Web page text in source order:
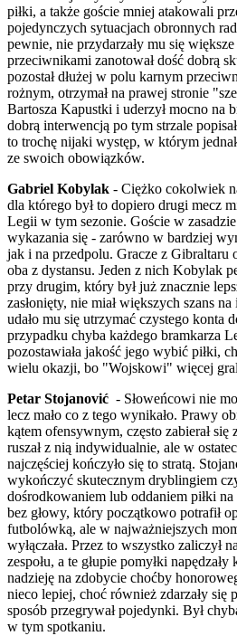
piłki, a także goście mniej atakowali
pojedynczych sytuacjach obronnych
pewnie, nie przydarzały mu się
przeciwnikami zanotował dość dobrą
pozostał dłużej w polu karnym
rożnym, otrzymał na prawej stronie
Bartosza Kapustki i uderzył mocno na
dobrą interwencją po tym strzale
to trochę nijaki występ, w którym
ze swoich obowiązków.
Gabriel Kobylak - Ciężko cokolwiek
dla którego był to dopiero drugi mecz
Legii w tym sezonie. Goście w
wykazania się - zarówno w bardziej
jak i na przedpolu. Gracze z Gibraltaru
oba z dystansu. Jeden z nich Kobylak
przy drugim, który był już znacznie
zasłonięty, nie miał większych szans
udało mu się utrzymać czystego konta
przypadku chyba każdego bramkarza
pozostawiała jakość jego wybić piłki,
wielu okazji, bo "Wojskowi" więcej
Petar Stojanović - Słoweńcowi nie
lecz mało co z tego wynikało. Prawy
kątem ofensywnym, często zabierał się
ruszał z nią indywidualnie, ale w
najczęściej kończyło się to stratą.
wykończyć skutecznym dryblingiem
dośrodkowaniem lub oddaniem piłki
bez głowy, który początkowo potrafił
futbolówką, ale w najważniejszych
wyłączała. Przez to wszystko zaliczył
zespołu, a te głupie pomyłki
nadzieję na zdobycie choćby
nieco lepiej, choć również zdarzały się
sposób przegrywał pojedynki. Był
w tym spotkaniu.